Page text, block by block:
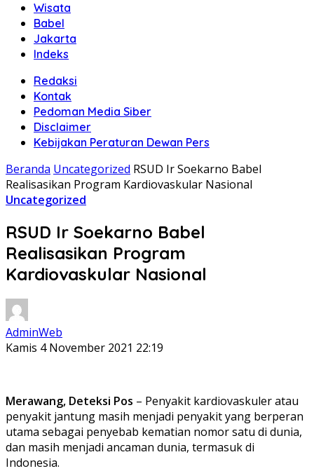
Wisata
Babel
Jakarta
Indeks
Redaksi
Kontak
Pedoman Media Siber
Disclaimer
Kebijakan Peraturan Dewan Pers
Beranda Uncategorized RSUD Ir Soekarno Babel
Realisasikan Program Kardiovaskular Nasional
Uncategorized
RSUD Ir Soekarno Babel
Realisasikan Program
Kardiovaskular Nasional
AdminWeb
Kamis 4 November 2021 22:19
Merawang, Deteksi Pos – Penyakit kardiovaskuler atau
penyakit jantung masih menjadi penyakit yang berperan
utama sebagai penyebab kematian nomor satu di dunia,
dan masih menjadi ancaman dunia, termasuk di
Indonesia.